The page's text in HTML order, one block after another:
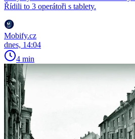
Řídili to 3 operátoři s tablety.
Mobify.cz
dnes, 14:04
4 min